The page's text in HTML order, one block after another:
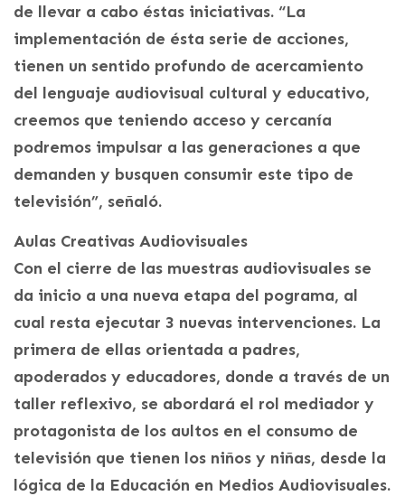
de llevar a cabo éstas iniciativas. “La
implementación de ésta serie de acciones,
tienen un sentido profundo de acercamiento
del lenguaje audiovisual cultural y educativo,
creemos que teniendo acceso y cercanía
podremos impulsar a las generaciones a que
demanden y busquen consumir este tipo de
televisión”, señaló.
Aulas Creativas Audiovisuales
Con el cierre de las muestras audiovisuales se
da inicio a una nueva etapa del pograma, al
cual resta ejecutar 3 nuevas intervenciones. La
primera de ellas orientada a padres,
apoderados y educadores, donde a través de un
taller reflexivo, se abordará el rol mediador y
protagonista de los aultos en el consumo de
televisión que tienen los niños y niñas, desde la
lógica de la Educación en Medios Audiovisuales.